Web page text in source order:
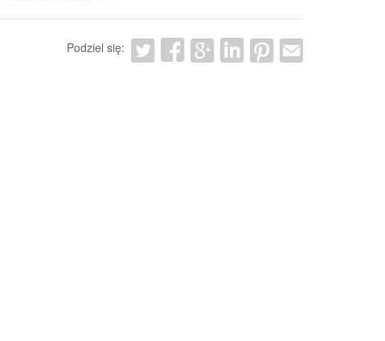
Podziel się: